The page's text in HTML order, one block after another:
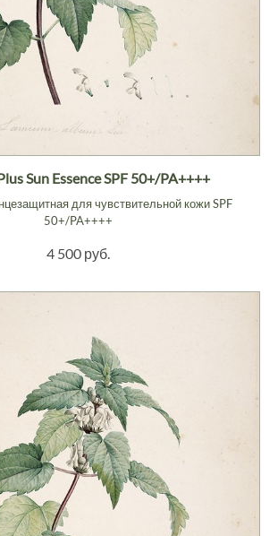
Sun Essence SPF 50+/PA++++
для чувствительной кожи SPF
50+/PA++++
4 500 руб.